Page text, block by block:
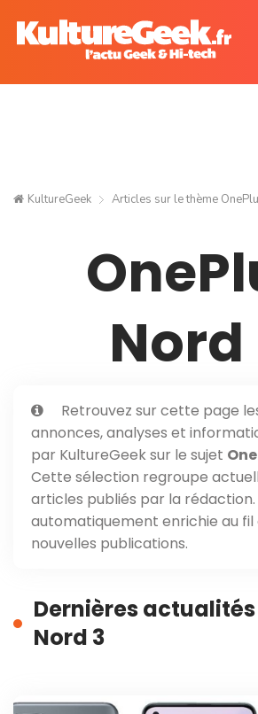
KultureGeek Articles sur le thème
Nord
Retrouvez sur cette page
annonces, analyses et
par KultureGeek sur le sujet
Cette sélection regroupe
articles publiés par la rédaction.
automatiquement enrichie au fil
nouvelles publications.
Dernières actualités
Nord 3